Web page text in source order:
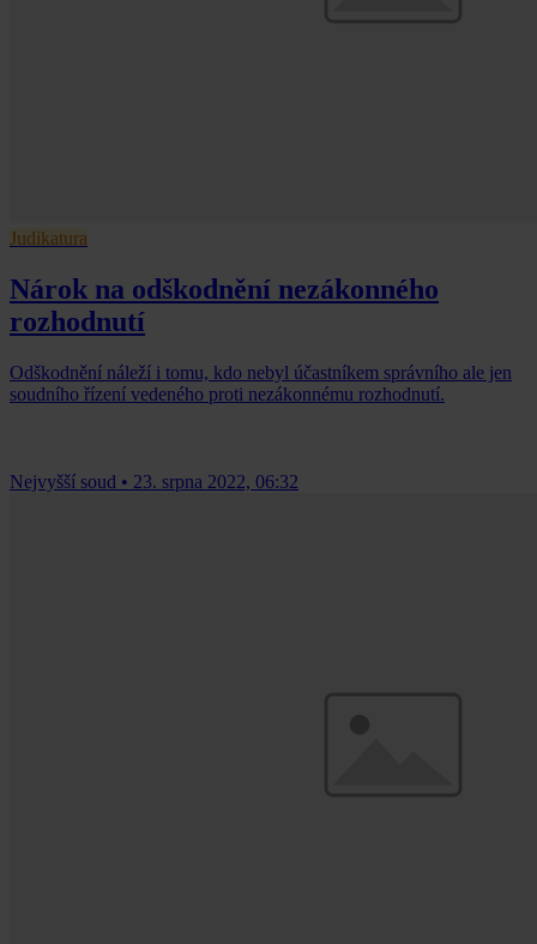
Judikatura
Nárok na odškodnění nezákonného
rozhodnutí
Odškodnění náleží i tomu, kdo nebyl účastníkem správního ale jen
soudního řízení vedeného proti nezákonnému rozhodnutí.
Nejvyšší soud • 23. srpna 2022, 06:32